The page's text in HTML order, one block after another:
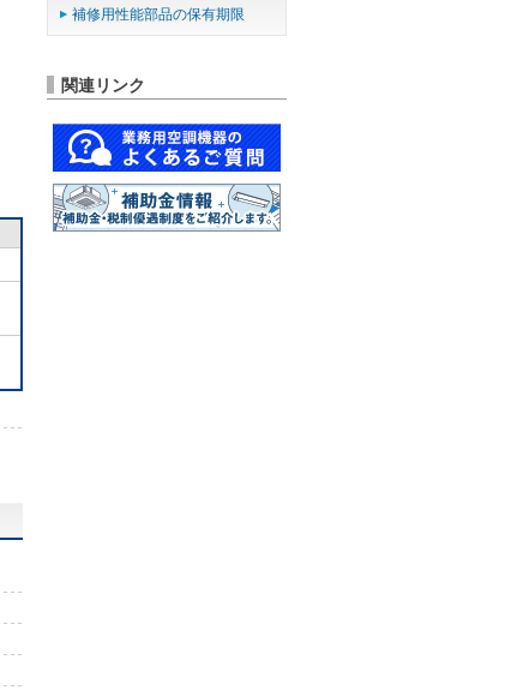
補修用性能部品の保有期限
関連リンク